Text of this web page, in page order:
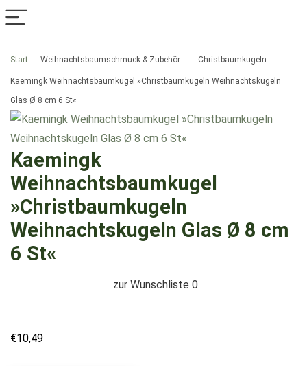
Start Weihnachtsbaumschmuck & Zubehör Christbaumkugeln
Kaemingk Weihnachtsbaumkugel »Christbaumkugeln Weihnachtskugeln
Glas Ø 8 cm 6 St«
Kaemingk
Weihnachtsbaumkugel
»Christbaumkugeln
Weihnachtskugeln Glas Ø 8 cm
6 St«
zur Wunschliste 0
€10,49